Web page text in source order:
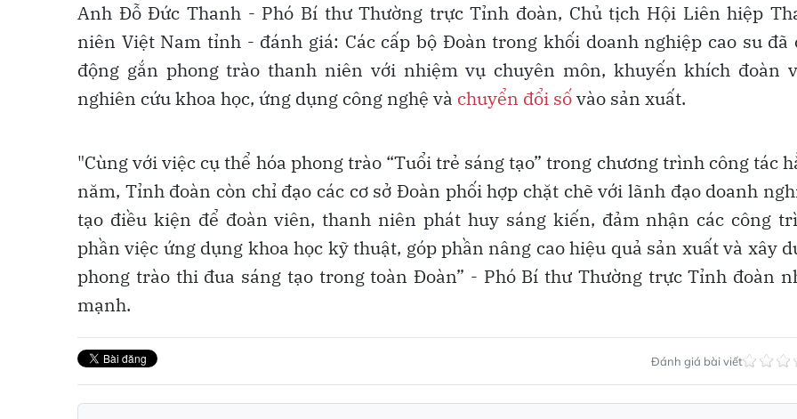
Anh Đỗ Đức Thanh - Phó Bí thư Thường trực Tỉnh đoàn, Chủ tịch Hội Liên hiệp
niên Việt Nam tỉnh - đánh giá: Các cấp bộ Đoàn trong khối doanh nghiệp cao su đã
động gắn phong trào thanh niên với nhiệm vụ chuyên môn, khuyến khích đoàn
nghiên cứu khoa học, ứng dụng công nghệ và chuyển đổi sốvào sản xuất.
"Cùng với việc cụ thể hóa phong trào “Tuổi trẻ sáng tạo” trong chương trình công tác
năm, Tỉnh đoàn còn chỉ đạo các cơ sở Đoàn phối hợp chặt chẽ với lãnh đạo doanh
tạo điều kiện để đoàn viên, thanh niên phát huy sáng kiến, đảm nhận các công
phần việc ứng dụng khoa học kỹ thuật, góp phần nâng cao hiệu quả sản xuất và xây
phong trào thi đua sáng tạo trong toàn Đoàn” - Phó Bí thư Thường trực Tỉnh đoàn
mạnh.
Đánh giá bài viết